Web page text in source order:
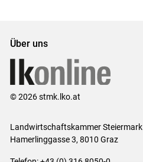
Über uns
© 2026 stmk.lko.at
Landwirtschaftskammer Steiermark
Hamerlinggasse 3, 8010 Graz